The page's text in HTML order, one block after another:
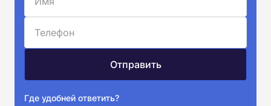
Где удобней ответить?